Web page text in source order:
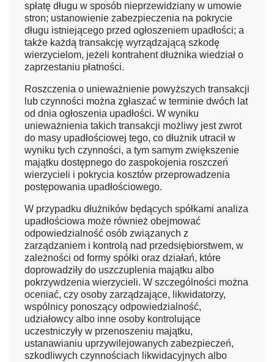
spłatę długu w sposób nieprzewidziany w umowie
stron; ustanowienie zabezpieczenia na pokrycie
długu istniejącego przed ogłoszeniem upadłości; a
także każdą transakcję wyrządzającą szkodę
wierzycielom, jeżeli kontrahent dłużnika wiedział o
zaprzestaniu płatności.
Roszczenia o unieważnienie powyższych transakcji
lub czynności można zgłaszać w terminie dwóch lat
od dnia ogłoszenia upadłości. W wyniku
unieważnienia takich transakcji możliwy jest zwrot
do masy upadłościowej tego, co dłużnik utracił w
wyniku tych czynności, a tym samym zwiększenie
majątku dostępnego do zaspokojenia roszczeń
wierzycieli i pokrycia kosztów przeprowadzenia
postępowania upadłościowego.
W przypadku dłużników będących spółkami analiza
upadłościowa może również obejmować
odpowiedzialność osób związanych z
zarządzaniem i kontrolą nad przedsiębiorstwem, w
zależności od formy spółki oraz działań, które
doprowadziły do uszczuplenia majątku albo
pokrzywdzenia wierzycieli. W szczególności można
oceniać, czy osoby zarządzające, likwidatorzy,
wspólnicy ponoszący odpowiedzialność,
udziałowcy albo inne osoby kontrolujące
uczestniczyły w przenoszeniu majątku,
ustanawianiu uprzywilejowanych zabezpieczeń,
szkodliwych czynnościach likwidacyjnych albo